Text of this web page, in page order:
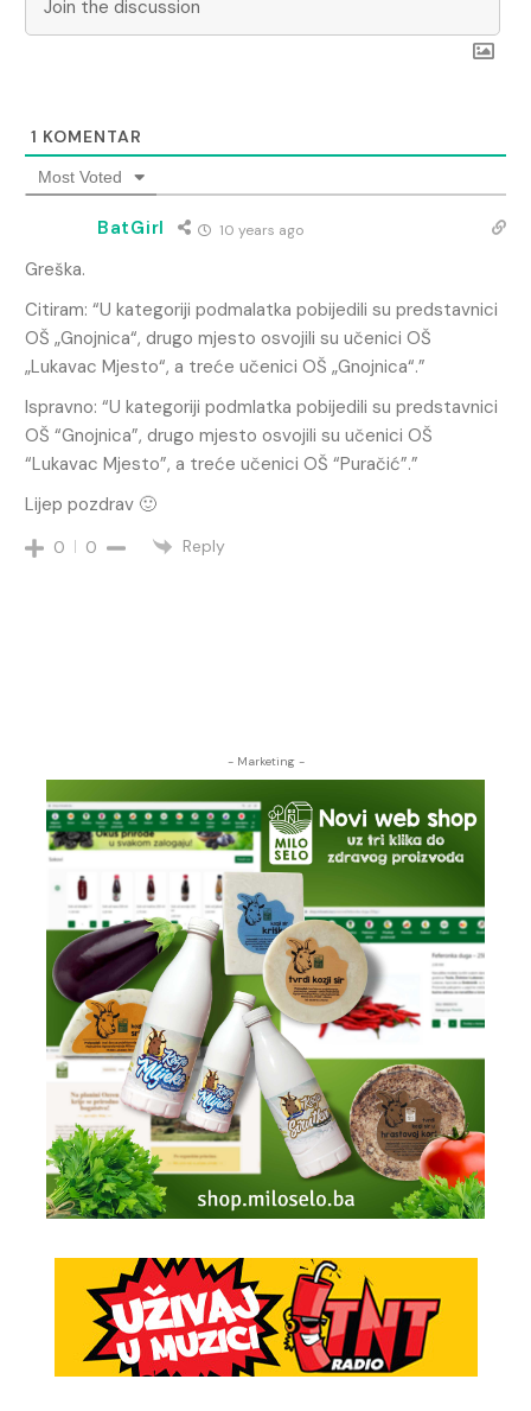
1 KOMENTAR
Most Voted
BatGirl 10 years ago
Greška.
Citiram: “U kategoriji podmalatka pobijedili su predstavnici
OŠ „Gnojnica“, drugo mjesto osvojili su učenici OŠ
„Lukavac Mjesto“, a treće učenici OŠ „Gnojnica“.”
Ispravno: “U kategoriji podmlatka pobijedili su predstavnici
OŠ “Gnojnica”, drugo mjesto osvojili su učenici OŠ
“Lukavac Mjesto”, a treće učenici OŠ “Puračić”.”
Lijep pozdrav 🙂
0 0 Reply
- Marketing -